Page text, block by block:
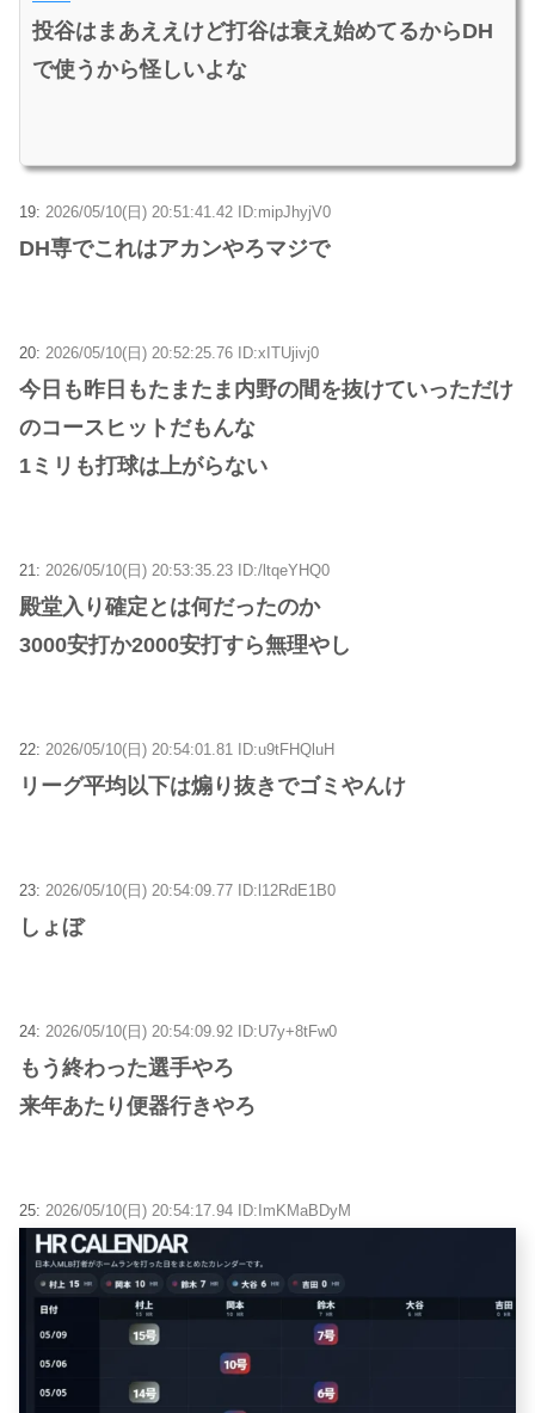
投谷はまあええけど打谷は衰え始めてるからDH
で使うから怪しいよな
19: 2026/05/10(日) 20:51:41.42 ID:mipJhyjV0
DH専でこれはアカンやろマジで
20: 2026/05/10(日) 20:52:25.76 ID:xITUjivj0
今日も昨日もたまたま内野の間を抜けていっただけ
のコースヒットだもんな
1ミリも打球は上がらない
21: 2026/05/10(日) 20:53:35.23 ID:/ltqeYHQ0
殿堂入り確定とは何だったのか
3000安打か2000安打すら無理やし
22: 2026/05/10(日) 20:54:01.81 ID:u9tFHQluH
リーグ平均以下は煽り抜きでゴミやんけ
23: 2026/05/10(日) 20:54:09.77 ID:l12RdE1B0
しょぼ
24: 2026/05/10(日) 20:54:09.92 ID:U7y+8tFw0
もう終わった選手やろ
来年あたり便器行きやろ
25: 2026/05/10(日) 20:54:17.94 ID:ImKMaBDyM